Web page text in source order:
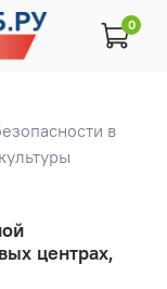
0
в
центрах,